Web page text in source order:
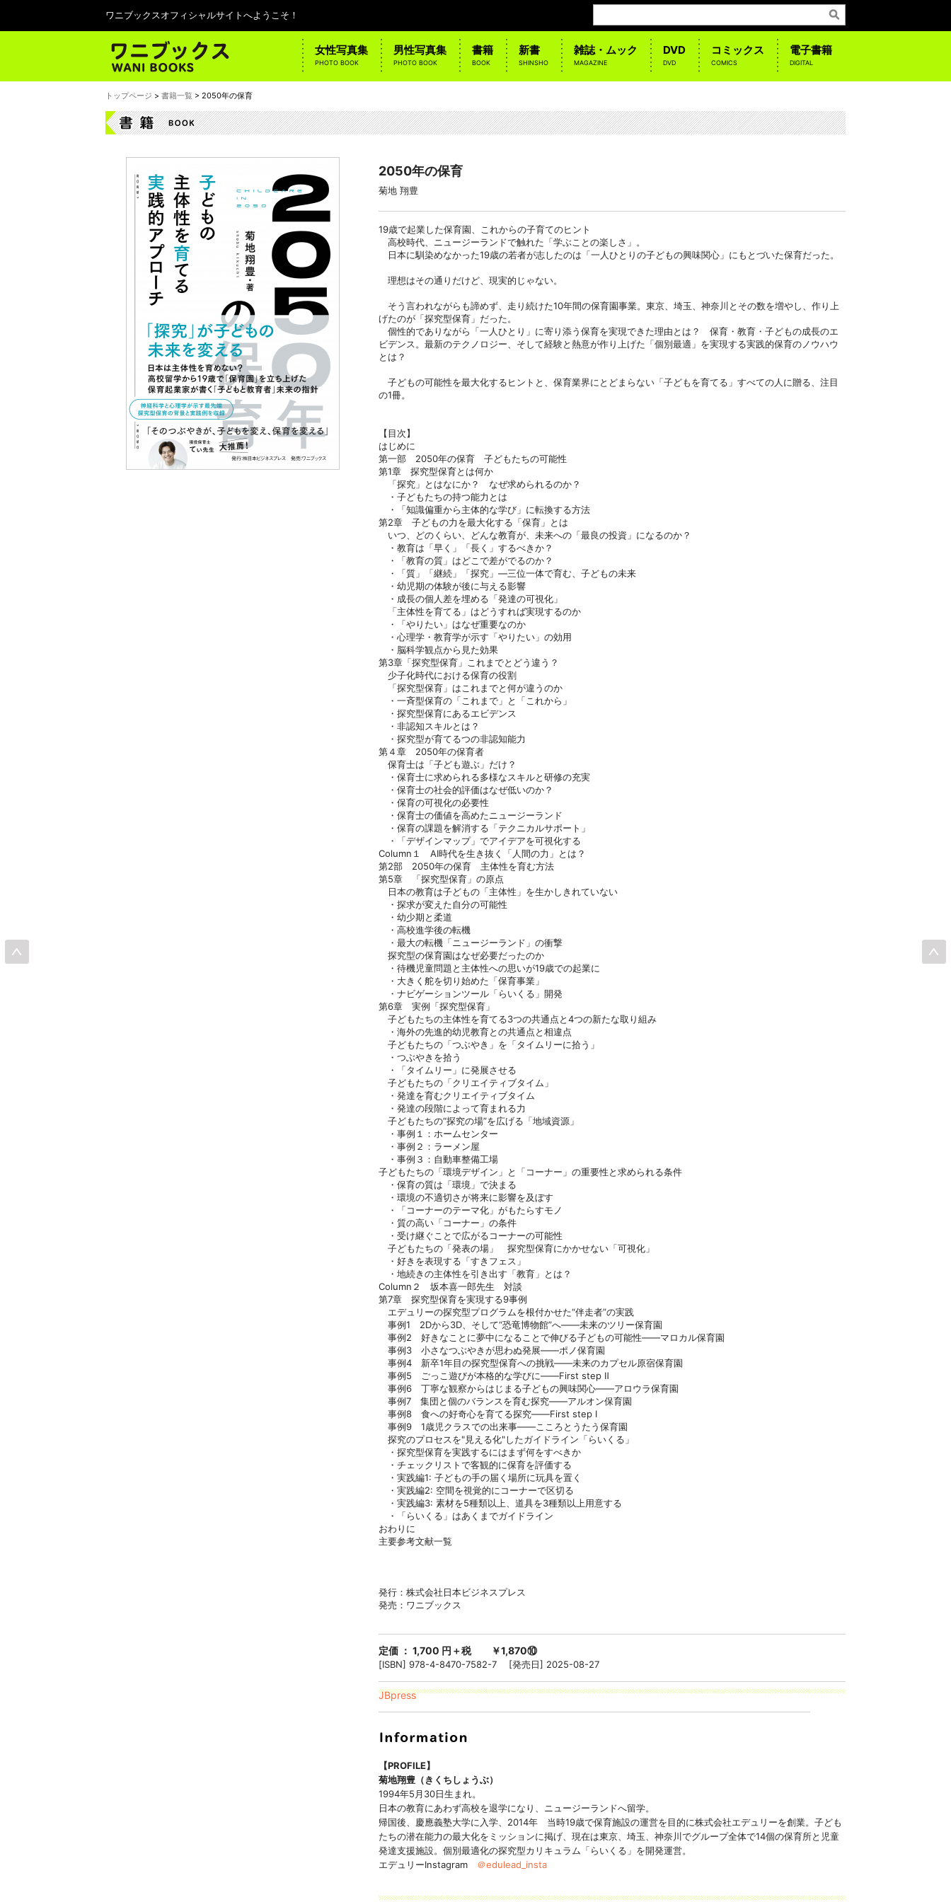
ワニブックスオフィシャルサイトへようこそ！
女性写真集
PHOTO BOOK
男性写真集
PHOTO BOOK
書籍
BOOK
新書
SHINSHO
雑誌・ムック
MAGAZINE
DVD
DVD
コミックス
COMICS
電子書籍
DIGITAL
トップページ > 書籍一覧 > 2050年の保育
2050年の保育
菊地 翔豊
19歳で起業した保育園、これからの子育てのヒント
高校時代、ニュージーランドで触れた「学ぶことの楽しさ」。
日本に馴染めなかった19歳の若者が志したのは「一人ひとりの子どもの興味関心」にもとづいた保育だった。
理想はその通りだけど、現実的じゃない。
そう言われながらも諦めず、走り続けた10年間の保育園事業。東京、埼玉、神奈川とその数を増やし、作り上
げたのが「探究型保育」だった。
個性的でありながら「一人ひとり」に寄り添う保育を実現できた理由とは？ 保育・教育・子どもの成長のエ
ビデンス。最新のテクノロジー、そして経験と熱意が作り上げた「個別最適」を実現する実践的保育のノウハウ
とは？
子どもの可能性を最大化するヒントと、保育業界にとどまらない「子どもを育てる」すべての人に贈る、注目
の1冊。
【目次】
はじめに
第一部 2050年の保育 子どもたちの可能性
第1章 探究型保育とは何か
「探究」とはなにか？ なぜ求められるのか？
・子どもたちの持つ能力とは
・「知識偏重から主体的な学び」に転換する方法
第2章 子どもの力を最大化する「保育」とは
いつ、どのくらい、どんな教育が、未来への「最良の投資」になるのか？
・教育は「早く」「長く」するべきか？
・「教育の質」はどこで差がでるのか？
・「質」「継続」「探究」―三位一体で育む、子どもの未来
・幼児期の体験が後に与える影響
・成長の個人差を埋める「発達の可視化」
「主体性を育てる」はどうすれば実現するのか
・「やりたい」はなぜ重要なのか
・心理学・教育学が示す「やりたい」の効用
・脳科学観点から見た効果
第3章「探究型保育」これまでとどう違う？
少子化時代における保育の役割
「探究型保育」はこれまでと何が違うのか
・一斉型保育の「これまで」と「これから」
・探究型保育にあるエビデンス
・非認知スキルとは？
・探究型が育てるつの非認知能力
第４章 2050年の保育者
保育士は「子ども遊ぶ」だけ？
・保育士に求められる多様なスキルと研修の充実
・保育士の社会的評価はなぜ低いのか？
・保育の可視化の必要性
・保育士の価値を高めたニュージーランド
・保育の課題を解消する「テクニカルサポート」
・「デザインマップ」でアイデアを可視化する
Column１ AI時代を生き抜く「人間の力」とは？
第2部 2050年の保育 主体性を育む方法
第5章 「探究型保育」の原点
日本の教育は子どもの「主体性」を生かしきれていない
・探求が変えた自分の可能性
・幼少期と柔道
・高校進学後の転機
・最大の転機「ニュージーランド」の衝撃
探究型の保育園はなぜ必要だったのか
・待機児童問題と主体性への思いが19歳での起業に
・大きく舵を切り始めた「保育事業」
・ナビゲーションツール「らいくる」開発
第6章 実例「探究型保育」
子どもたちの主体性を育てる3つの共通点と4つの新たな取り組み
・海外の先進的幼児教育との共通点と相違点
子どもたちの「つぶやき」を「タイムリーに拾う」
・つぶやきを拾う
・「タイムリー」に発展させる
子どもたちの「クリエイティブタイム」
・発達を育むクリエイティブタイム
・発達の段階によって育まれる力
子どもたちの“探究の場”を広げる「地域資源」
・事例１：ホームセンター
・事例２：ラーメン屋
・事例３：自動車整備工場
子どもたちの「環境デザイン」と「コーナー」の重要性と求められる条件
・保育の質は「環境」で決まる
・環境の不適切さが将来に影響を及ぼす
・「コーナーのテーマ化」がもたらすモノ
・質の高い「コーナー」の条件
・受け継ぐことで広がるコーナーの可能性
子どもたちの「発表の場」 探究型保育にかかせない「可視化」
・好きを表現する「すきフェス」
・地続きの主体性を引き出す「教育」とは？
Column２ 坂本喜一郎先生 対談
第7章 探究型保育を実現する9事例
エデュリーの探究型プログラムを根付かせた“伴走者”の実践
事例1 2Dから3D、そして“恐竜博物館”へ――未来のツリー保育園
事例2 好きなことに夢中になることで伸びる子どもの可能性――マロカル保育園
事例3 小さなつぶやきが思わぬ発展――ポノ保育園
事例4 新卒1年目の探究型保育への挑戦――未来のカプセル原宿保育園
事例5 ごっこ遊びが本格的な学びに――First step Ⅱ
事例6 丁寧な観察からはじまる子どもの興味関心――アロウラ保育園
事例7 集団と個のバランスを育む探究――アルオン保育園
事例8 食への好奇心を育てる探究――First step Ⅰ
事例9 1歳児クラスでの出来事――こころとうたう保育園
探究のプロセスを"見える化"したガイドライン「らいくる」
・探究型保育を実践するにはまず何をすべきか
・チェックリストで客観的に保育を評価する
・実践編1: 子どもの手の届く場所に玩具を置く
・実践編2: 空間を視覚的にコーナーで区切る
・実践編3: 素材を5種類以上、道具を3種類以上用意する
・「らいくる」はあくまでガイドライン
おわりに
主要参考文献一覧
発行：株式会社日本ビジネスプレス
発売：ワニブックス
定価 ： 1,700 円＋税 ￥1,870⑩
[ISBN] 978-4-8470-7582-7 [発売日] 2025-08-27
JBpress
【PROFILE】
菊地翔豊（きくちしょうぶ）
1994年5月30日生まれ。
日本の教育にあわず高校を退学になり、ニュージーランドへ留学。
帰国後、慶應義塾大学に入学、2014年 当時19歳で保育施設の運営を目的に株式会社エデュリーを創業。子ども
たちの潜在能力の最大化をミッションに掲げ、現在は東京、埼玉、神奈川でグループ全体で14個の保育所と児童
発達支援施設。個別最適化の探究型カリキュラム「らいくる」を開発運営。
エデュリーInstagram ＠edulead_insta